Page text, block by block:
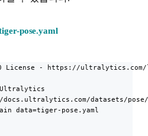
pose.yaml
License - https://ultralytics.com/
Ultralytics
docs.ultralytics.com/datasets/
data=tiger-pose.yaml